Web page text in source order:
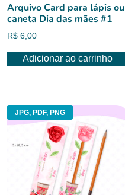
Arquivo Card para lápis ou
caneta Dia das mães #1
R$ 6,00
Adicionar ao carrinho
JPG, PDF, PNG